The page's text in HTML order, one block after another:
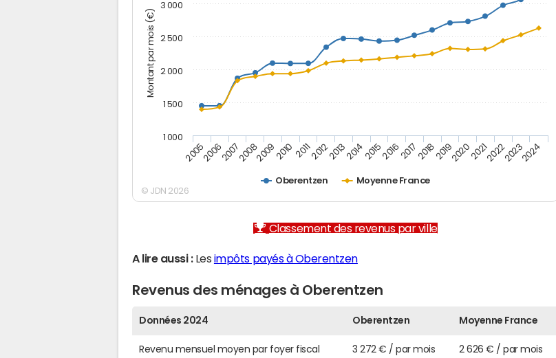
Montant par mois (€)
Oberentzen Moyenne France
200520062007200820092010 20112012201320142015201620172018201920202021202220232024
1 000
1 500
2 000
2 500
3 000
© JDN 2026
Classement des revenus par ville
A lire aussi :Les impôts payés à Oberentzen
Revenus des ménages à Oberentzen
Données 2024 Oberentzen Moyenne France
Revenu mensuel moyen par foyer fiscal 3 272 € / par mois 2 626 € / par mois